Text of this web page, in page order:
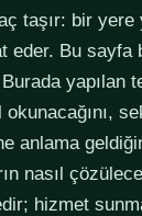
taşır: bir
eder. Bu sayfa
Burada yapılan
anlama
nasıl
hizmet